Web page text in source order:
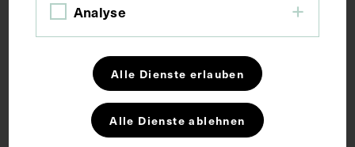
CC BY-NC-SA 4.0
Analyse
Alle Dienste erlauben
Alle Dienste ablehnen